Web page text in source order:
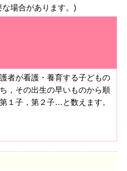
場合があります。)
者が看護・養育する子どもの
，その出生の早いものから順
１子，第２子…と数えます。